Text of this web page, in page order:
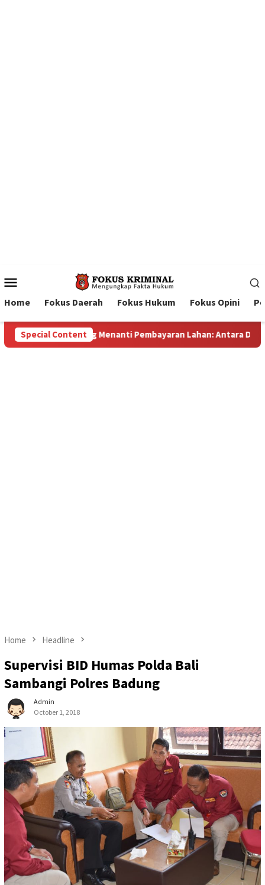
Menu
Home Fokus Daerah Fokus Hukum Fokus Opini
Special Content
Dugaan Konspirasi dan Bayang-Bayang “Makelar Berkelas”
Home Headline
Supervisi BID Humas Polda Bali
Sambangi Polres Badung
Admin
October 1, 2018